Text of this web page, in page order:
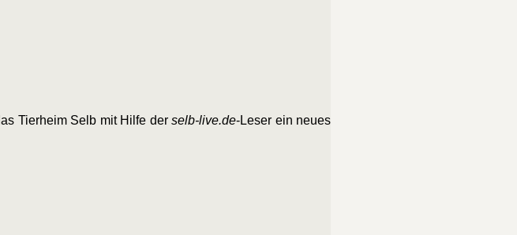
Tierheim Selb mit Hilfe derselb-live.de-Leser ein neues